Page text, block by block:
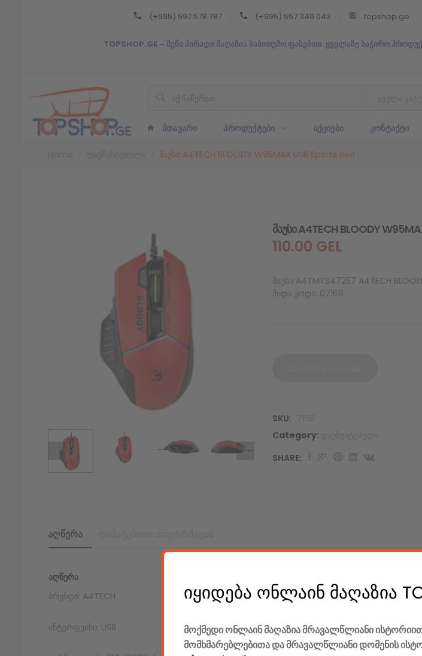
(+995) 597 578 787 (+995) 557 340 043 topshop.ge
TOPSHOP.GE – შენი პირადი მაღაზია საბითუმო ფასებით. ყველაზე საჭირო
ᲛᲗᲐᲕᲐᲠᲘ ᲞᲠᲝᲓᲣᲥᲢᲔᲑᲘ ᲐᲥᲪᲘᲔᲑᲘ ᲙᲝᲜᲢᲐᲥᲢᲘ
მაუსი A4TECH BLOODY W95MAX USB Sports Red
მაუსი A4TECH BLOODY
110.00 GEL
მაუსი A4TMYS47257 A4TECH
შიდა კოდი: 07168
SKU:
Category:
SHARE:
აღწერა
ᲐᲦᲬᲔᲠᲐ
ბრენდი: A4TECH
ინტერფეისი: USB
იყიდება ონლაინ მაღაზია
მოქმედი ონლაინ მაღაზია მრავალწლიანი
მომხმარებლებითა და მრავალწლიანი დომენის